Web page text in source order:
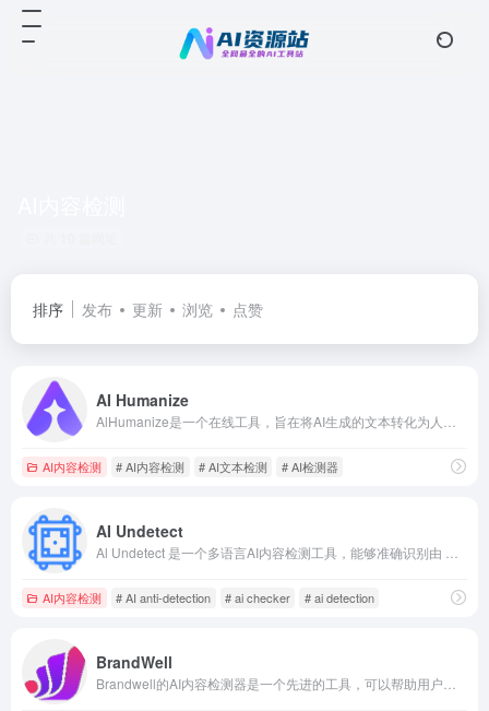
排序 发布 更新 浏览 点赞
AI Humanize
AI内容检测 # AI内容检测 # AI文本检测 # AI检测器
AI Undetect
AI内容检测 # AI anti-detection # ai checker # ai detection
BrandWell